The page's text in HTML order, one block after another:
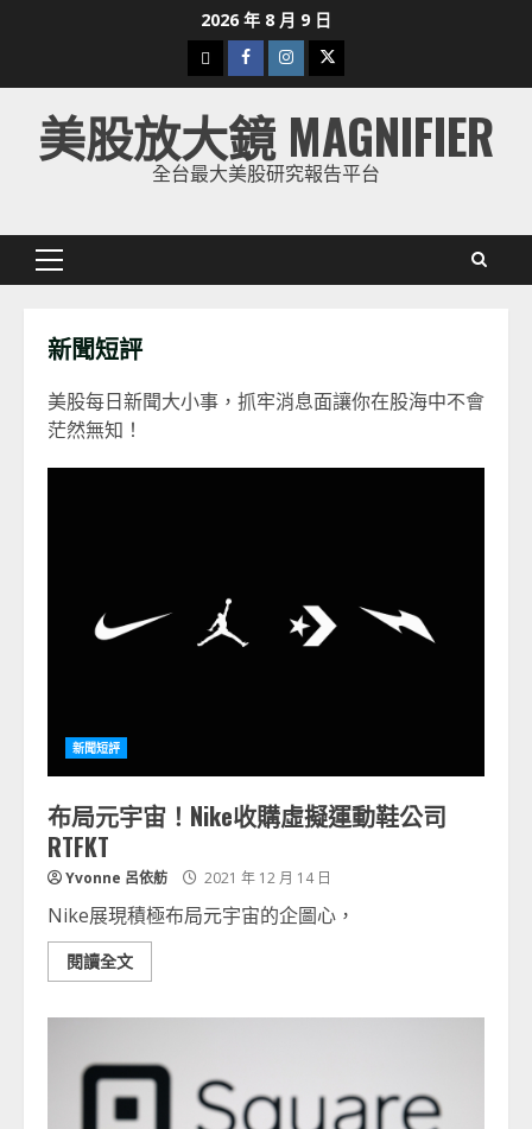
2026 年 8 月 9 日
下
載
美
股
Facebook
Instagram
Twitter
美股放大鏡 MAGNIFIER
全台最大美股研究報告平台
Primary
新聞短評
美股每日新聞大小事，抓牢消息面讓你在股海中不會
茫然無知！
新聞短評
布局元宇宙！Nike收購虛擬運動鞋公司
RTFKT
Yvonne 呂依舫 2021 年 12 月 14 日
Nike展現積極布局元宇宙的企圖心，
閱讀全文